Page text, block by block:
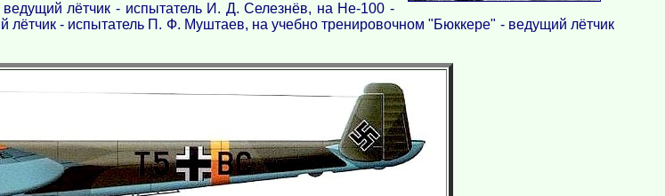
лётчик - испытатель И. Д. Селезнёв, на Не-100 -
- испытатель П. Ф. Муштаев, на учебно тренировочном "Бюккере" - ведущий лётчик